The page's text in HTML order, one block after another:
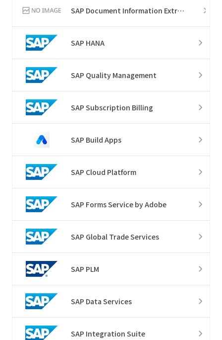
SAP Document Information Extraction
SAP HANA
SAP Quality Management
SAP Subscription Billing
SAP Build Apps
SAP Cloud Platform
SAP Forms Service by Adobe
SAP Global Trade Services
SAP PLM
SAP Data Services
SAP Integration Suite